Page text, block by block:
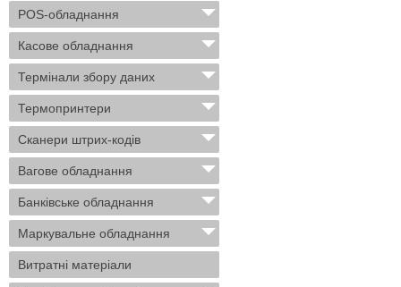
POS-обладнання
Касове обладнання
Термінали збору даних
Термопринтери
Сканери штрих-кодів
Вагове обладнання
Банківське обладнання
Маркувальне обладнання
Витратні матеріали